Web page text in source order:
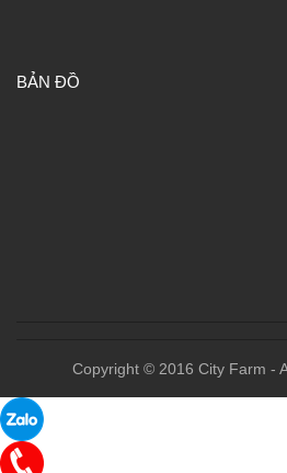
BẢN ĐỒ
Copyright © 2016 City Farm -